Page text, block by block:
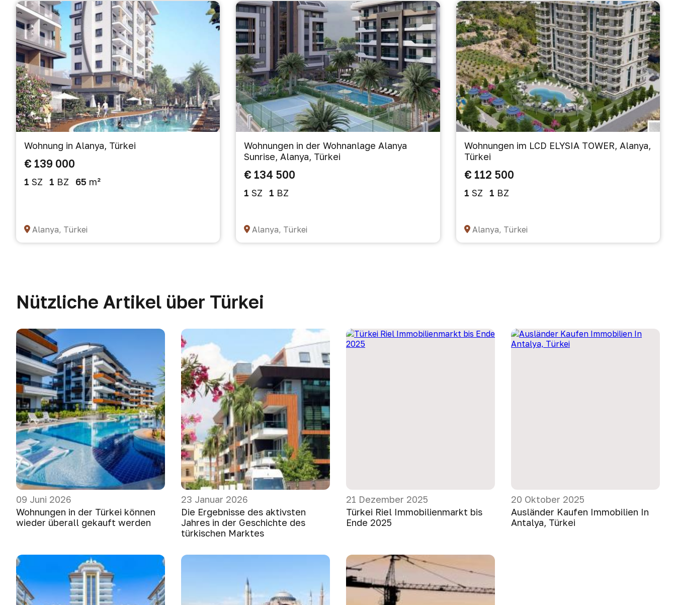
Wohnung in Alanya, Türkei
€ 139 000
1 SZ 1 BZ 65 m²
Alanya, Türkei
Wohnungen in der Wohnanlage Alanya
Sunrise, Alanya, Türkei
€ 134 500
1 SZ 1 BZ
Alanya, Türkei
Wohnungen im LCD ELYSIA TOWER, Alanya,
Türkei
€ 112 500
1 SZ 1 BZ
Alanya, Türkei
Nützliche Artikel über Türkei
09 Juni 2026
Wohnungen in der Türkei können
wieder überall gekauft werden
23 Januar 2026
Die Ergebnisse des aktivsten
Jahres in der Geschichte des
türkischen Marktes
21 Dezember 2025
Türkei Riel Immobilienmarkt bis
Ende 2025
20 Oktober 2025
Ausländer Kaufen Immobilien In
Antalya, Türkei